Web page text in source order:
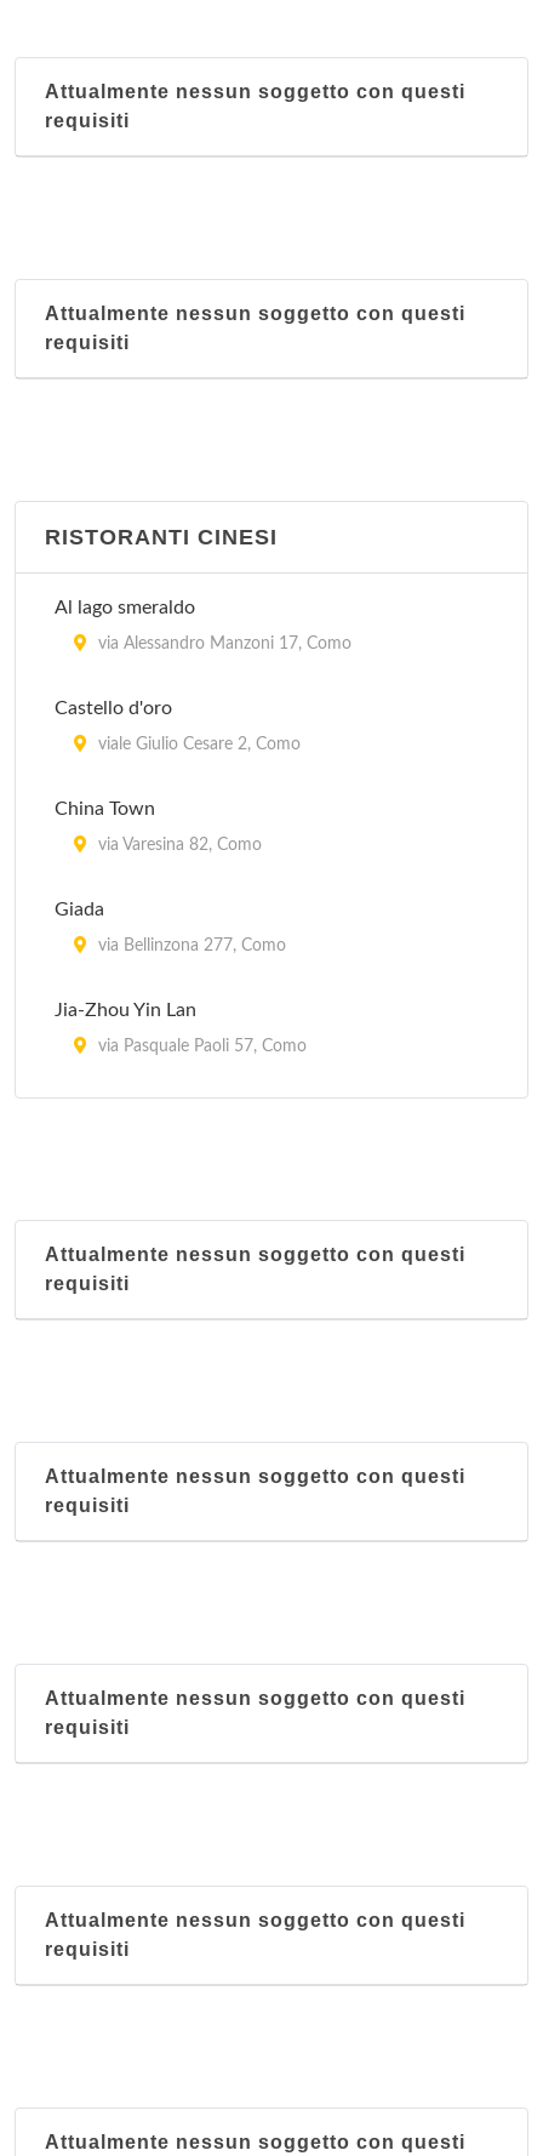
Attualmente nessun soggetto con questi
requisiti
Attualmente nessun soggetto con questi
requisiti
RISTORANTI CINESI
Al lago smeraldo
via Alessandro Manzoni 17, Como
Castello d'oro
viale Giulio Cesare 2, Como
China Town
via Varesina 82, Como
Giada
via Bellinzona 277, Como
Jia-Zhou Yin Lan
via Pasquale Paoli 57, Como
viale Giulio Cesare 5, Como
Attualmente nessun soggetto con questi
requisiti
Attualmente nessun soggetto con questi
requisiti
Attualmente nessun soggetto con questi
requisiti
Attualmente nessun soggetto con questi
requisiti
Attualmente nessun soggetto con questi